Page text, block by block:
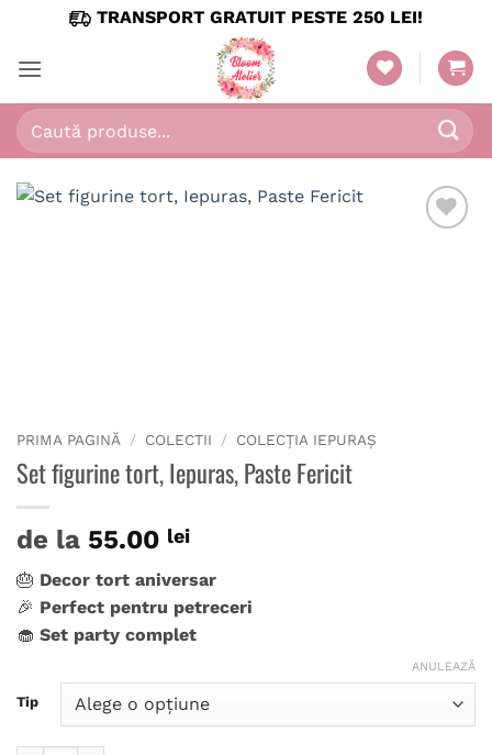
content
TRANSPORT GRATUIT PESTE 250 LEI!
Caută
după:
PRIMA PAGINĂ / COLECTII / COLECȚIA IEPURAȘ
Set figurine tort, Iepuras, Paste Fericit
de la 55.00 lei
🎂 Decor tort aniversar
🎉 Perfect pentru petreceri
🧁 Set party complet
Tip
ANULEAZĂ